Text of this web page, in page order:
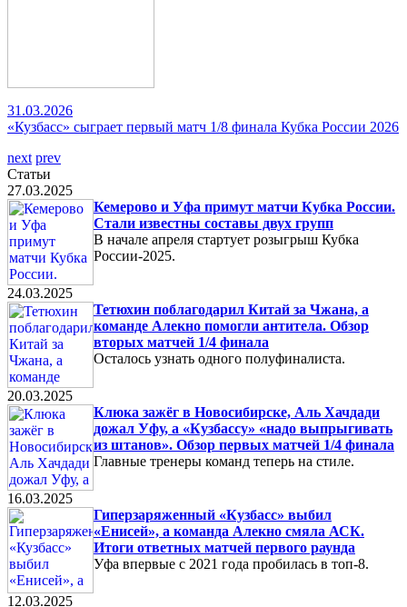
31.03.2026
«Кузбасс» сыграет первый матч 1/8 финала Кубка России 2026
next prev
Статьи
27.03.2025
Кемерово и Уфа примут матчи Кубка России.
Стали известны составы двух групп
В начале апреля стартует розыгрыш Кубка
России-2025.
24.03.2025
Тетюхин поблагодарил Китай за Чжана, а
команде Алекно помогли антитела. Обзор
вторых матчей 1/4 финала
Осталось узнать одного полуфиналиста.
20.03.2025
Клюка зажёг в Новосибирске, Аль Хачдади
дожал Уфу, а «Кузбассу» «надо выпрыгивать
из штанов». Обзор первых матчей 1/4 финала
Главные тренеры команд теперь на стиле.
16.03.2025
Гиперзаряженный «Кузбасс» выбил
«Енисей», а команда Алекно смяла АСК.
Итоги ответных матчей первого раунда
Уфа впервые с 2021 года пробилась в топ-8.
12.03.2025